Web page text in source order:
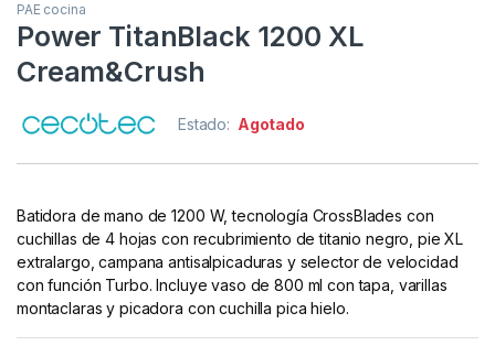
PAE cocina
Power TitanBlack 1200 XL
Cream&Crush
Estado: Agotado
Batidora de mano de 1200 W, tecnología CrossBlades con
cuchillas de 4 hojas con recubrimiento de titanio negro, pie XL
extralargo, campana antisalpicaduras y selector de velocidad
con función Turbo. Incluye vaso de 800 ml con tapa, varillas
montaclaras y picadora con cuchilla pica hielo.